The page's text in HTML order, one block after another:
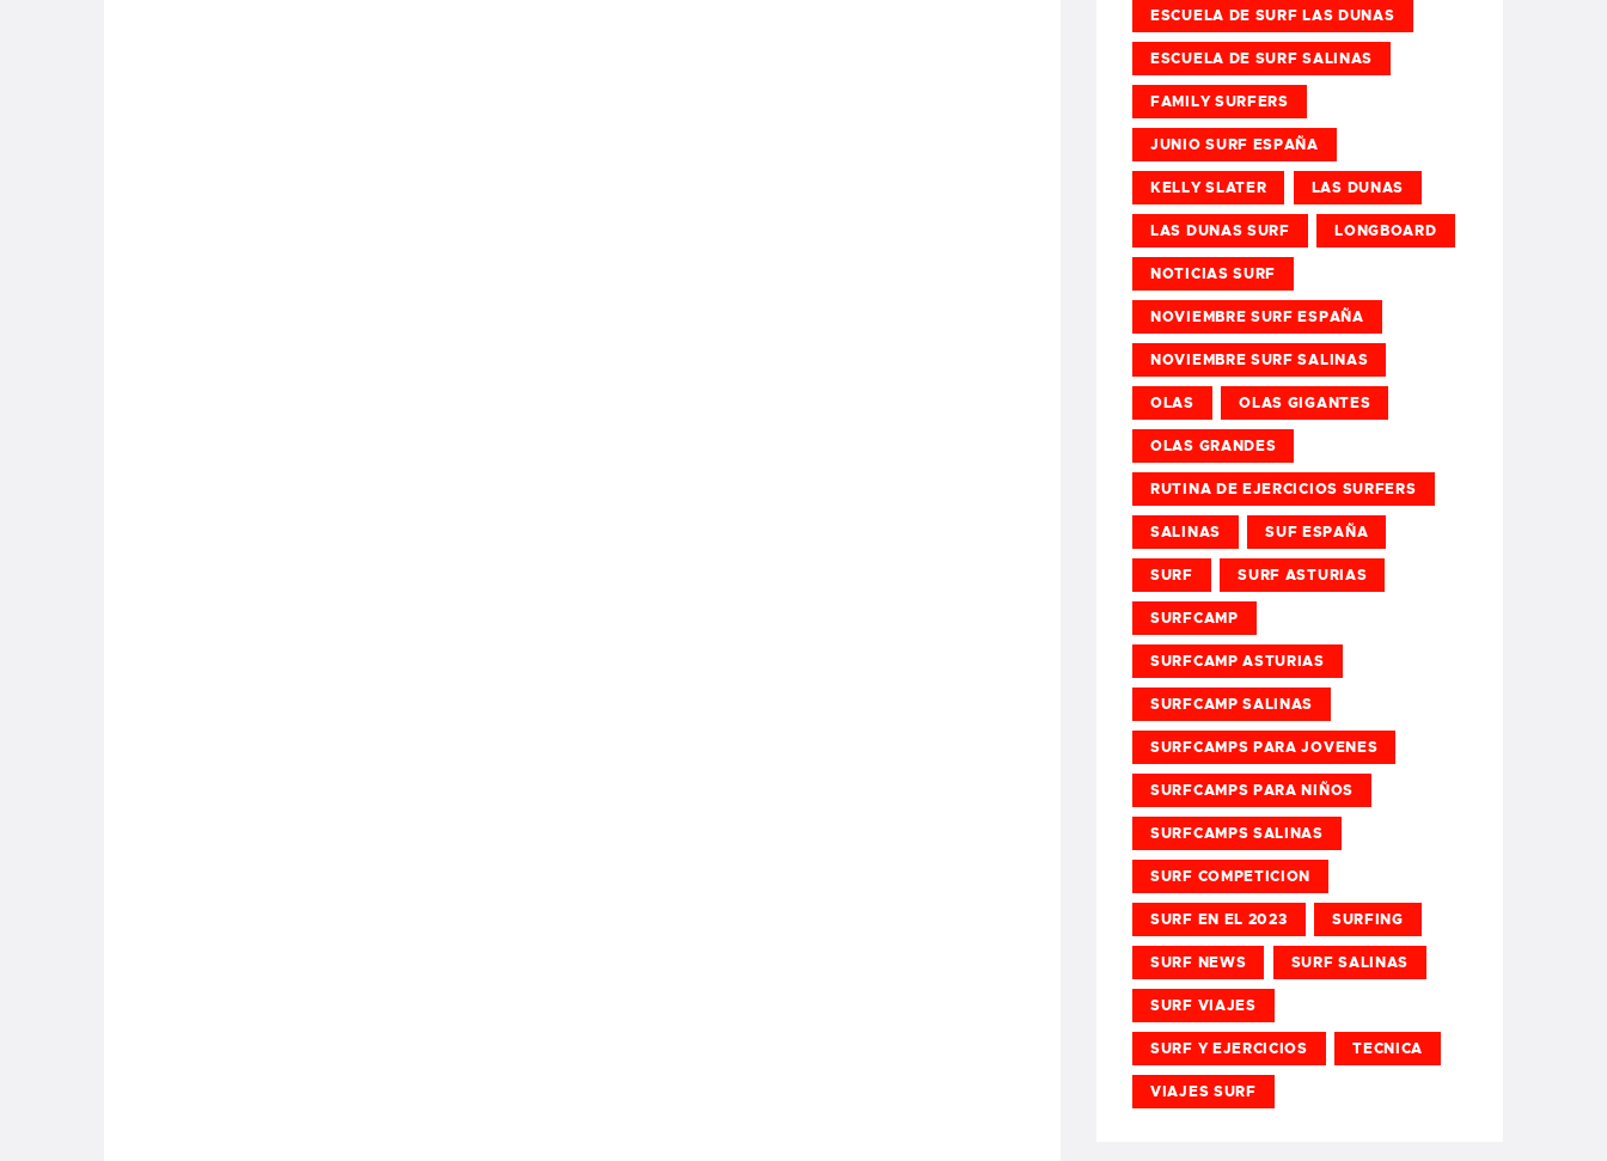
ESCUELA DE SURF LAS DUNAS
ESCUELA DE SURF SALINAS
FAMILY SURFERS
JUNIO SURF ESPAÑA
KELLY SLATER LAS DUNAS
LAS DUNAS SURF LONGBOARD
NOTICIAS SURF
NOVIEMBRE SURF ESPAÑA
NOVIEMBRE SURF SALINAS
OLAS OLAS GIGANTES
OLAS GRANDES
RUTINA DE EJERCICIOS SURFERS
SALINAS SUF ESPAÑA
SURF SURF ASTURIAS
SURFCAMP
SURFCAMP ASTURIAS
SURFCAMP SALINAS
SURFCAMPS PARA JOVENES
SURFCAMPS PARA NIÑOS
SURFCAMPS SALINAS
SURF COMPETICION
SURF EN EL 2023 SURFING
SURF NEWS SURF SALINAS
SURF VIAJES
SURF Y EJERCICIOS TECNICA
VIAJES SURF